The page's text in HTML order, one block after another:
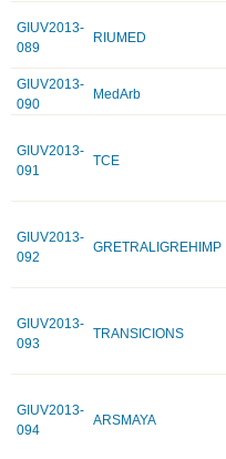
GIUV2013-
089
RIUMED
GIUV2013-
090
MedArb
GIUV2013-
091
TCE
GIUV2013-
092
GRETRALIGREHIMP
GIUV2013-
093
TRANSICIONS
GIUV2013-
094
ARSMAYA